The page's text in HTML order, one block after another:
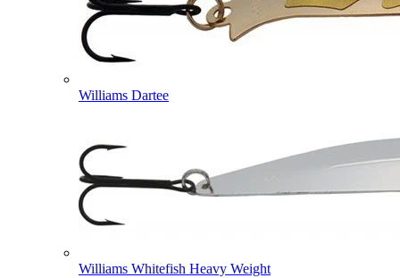
Williams Dartee
Williams Whitefish Heavy Weight